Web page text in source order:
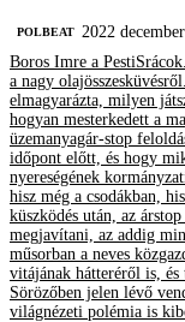
‎POLBEAT
2022
Boros Imre a
a nagy
elmagyarázta, milyen
hogyan mesterkedett a
üzemanyagár-stop
időpont előtt, és hogy
nyereségének
hisz még a csodákban,
küszködés után, az
megjavítani, az addig
műsorban a neves
vitájának hátteréről is, és
Sörözőben jelen lévő
világnézeti polémia is